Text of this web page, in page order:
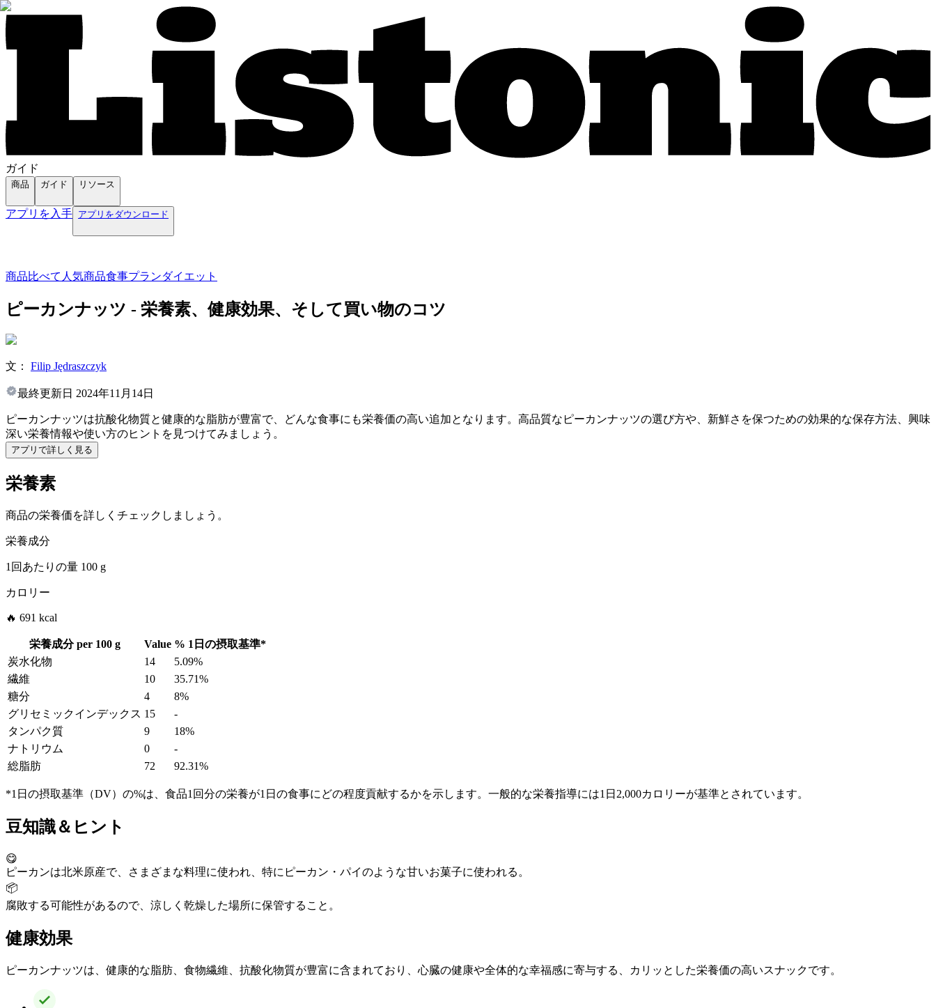
ガイド
商品 ガイド リソース
アプリを入手 アプリをダウンロード
商品比べて 人気商品食事プランダイエット
ピーカンナッツ - 栄養素、健康効果、そして買い物のコツ
文： Filip Jędraszczyk
最終更新日 2024年11月14日
ピーカンナッツは抗酸化物質と健康的な脂肪が豊富で、どんな食事にも栄養価の高い追加となります。高品質なピーカンナッツの選び方や、新鮮さを保つための効果的な保存方法、興味
深い栄養情報や使い方のヒントを見つけてみましょう。
アプリで詳しく見る
栄養素
商品の栄養価を詳しくチェックしましょう。
栄養成分
1回あたりの量 100 g
カロリー
🔥 691 kcal
栄養成分 per 100 g Value % 1日の摂取基準*
炭水化物
14
5.09%
繊維
10
35.71%
糖分
4
8%
グリセミックインデックス 15
-
タンパク質
9
18%
ナトリウム
0
-
総脂肪
72 92.31%
*1日の摂取基準（DV）の%は、食品1回分の栄養が1日の食事にどの程度貢献するかを示します。一般的な栄養指導には1日2,000カロリーが基準とされています。
豆知識＆ヒント
😋
ピーカンは北米原産で、さまざまな料理に使われ、特にピーカン・パイのような甘いお菓子に使われる。
📦
腐敗する可能性があるので、涼しく乾燥した場所に保管すること。
健康効果
ピーカンナッツは、健康的な脂肪、食物繊維、抗酸化物質が豊富に含まれており、心臓の健康や全体的な幸福感に寄与する、カリッとした栄養価の高いスナックです。